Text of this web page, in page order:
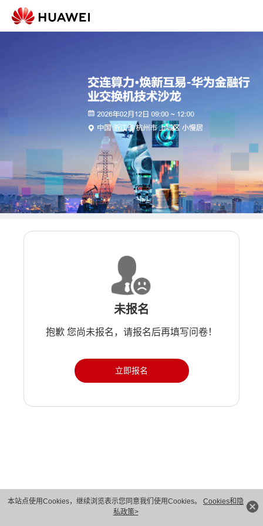
本站点使用Cookies，继续浏览表示您同意我们使用Cookies。 Cookies和隐
私政策>
未报名
抱歉 您尚未报名，请报名后再填写问卷！
立即报名
版权所有 © 华为技术有限公司 1998-2026。 保留一切权利。粤A2-20044005号
隐私保护
法律声明